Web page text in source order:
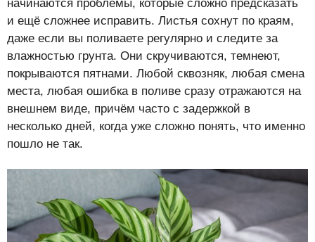
начинаются проблемы, которые сложно предсказать
и ещё сложнее исправить. Листья сохнут по краям,
даже если вы поливаете регулярно и следите за
влажностью грунта. Они скручиваются, темнеют,
покрываются пятнами. Любой сквозняк, любая смена
места, любая ошибка в поливе сразу отражаются на
внешнем виде, причём часто с задержкой в
несколько дней, когда уже сложно понять, что именно
пошло не так.